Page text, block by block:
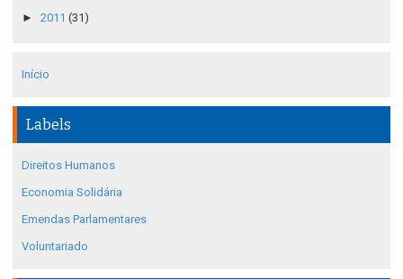
► 2011 (31)
Início
Labels
Direitos Humanos
Economia Solidária
Emendas Parlamentares
Voluntariado